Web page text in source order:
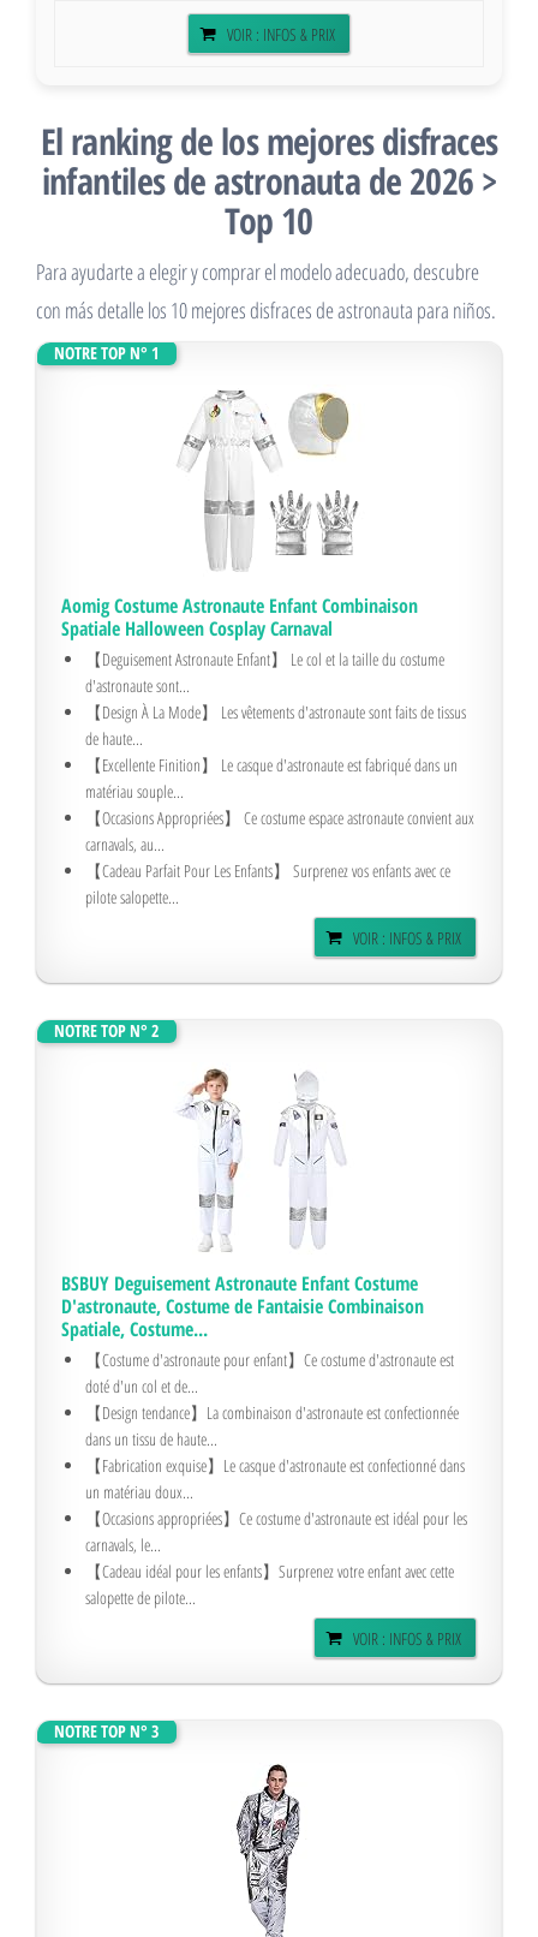
VOIR : INFOS & PRIX
El ranking de los mejores disfraces
infantiles de astronauta de 2026 >
Top 10
Para ayudarte a elegir y comprar el modelo adecuado, descubre
con más detalle los 10 mejores disfraces de astronauta para niños.
NOTRE TOP N° 1
Aomig Costume Astronaute Enfant Combinaison
Spatiale Halloween Cosplay Carnaval
【Deguisement Astronaute Enfant】 Le col et la taille du costume
d'astronaute sont...
【Design À La Mode】 Les vêtements d'astronaute sont faits de tissus
de haute...
【Excellente Finition】 Le casque d'astronaute est fabriqué dans un
matériau souple...
【Occasions Appropriées】 Ce costume espace astronaute convient aux
carnavals, au...
【Cadeau Parfait Pour Les Enfants】 Surprenez vos enfants avec ce
pilote salopette...
VOIR : INFOS & PRIX
NOTRE TOP N° 2
BSBUY Deguisement Astronaute Enfant Costume
D'astronaute, Costume de Fantaisie Combinaison
Spatiale, Costume...
【Costume d'astronaute pour enfant】Ce costume d'astronaute est
doté d'un col et de...
【Design tendance】La combinaison d'astronaute est confectionnée
dans un tissu de haute...
【Fabrication exquise】Le casque d'astronaute est confectionné dans
un matériau doux...
【Occasions appropriées】Ce costume d'astronaute est idéal pour les
carnavals, le...
【Cadeau idéal pour les enfants】Surprenez votre enfant avec cette
salopette de pilote...
VOIR : INFOS & PRIX
NOTRE TOP N° 3